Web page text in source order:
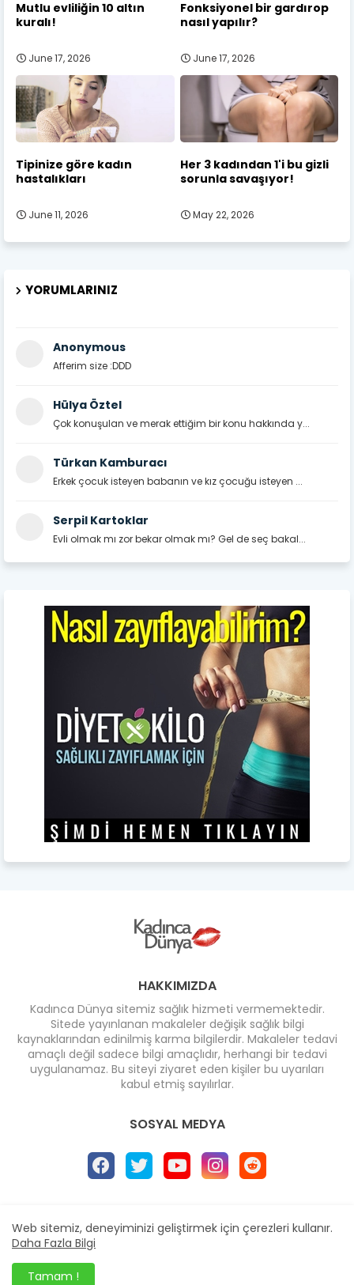
Mutlu evliliğin 10 altın
kuralı!
June 17, 2026
Fonksiyonel bir gardırop
nasıl yapılır?
June 17, 2026
Tipinize göre kadın
hastalıkları
June 11, 2026
Her 3 kadından 1'i bu gizli
sorunla savaşıyor!
May 22, 2026
YORUMLARINIZ
Anonymous
Afferim size :DDD
Hülya Öztel
Çok konuşulan ve merak ettiğim bir konu hakkında y...
Türkan Kamburacı
Erkek çocuk isteyen babanın ve kız çocuğu isteyen ...
Serpil Kartoklar
Evli olmak mı zor bekar olmak mı? Gel de seç bakal...
HAKKIMIZDA
Kadınca Dünya sitemiz sağlık hizmeti vermemektedir.
Sitede yayınlanan makaleler değişik sağlık bilgi
kaynaklarından edinilmiş karma bilgilerdir. Makaleler tedavi
amaçlı değil sadece bilgi amaçlıdır, herhangi bir tedavi
uygulanamaz. Bu siteyi ziyaret eden kişiler bu uyarıları
kabul etmiş sayılırlar.
SOSYAL MEDYA
Design by -
Web sitemiz, deneyiminizi geliştirmek için çerezleri kullanır.
Daha Fazla Bilgi
Tamam !